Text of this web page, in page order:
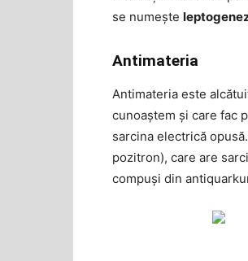
se numește
Antimateria
Antimateria este
cunoaștem și care fac
sarcina electrică
pozitron), care are
compuși din